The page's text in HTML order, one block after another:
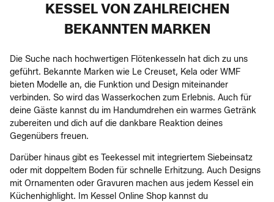
KESSEL VON ZAHLREICHEN
BEKANNTEN MARKEN
Die Suche nach hochwertigen Flötenkesseln hat dich zu uns
geführt. Bekannte Marken wie Le Creuset, Kela oder WMF
bieten Modelle an, die Funktion und Design miteinander
verbinden. So wird das Wasserkochen zum Erlebnis. Auch für
deine Gäste kannst du im Handumdrehen ein warmes Getränk
zubereiten und dich auf die dankbare Reaktion deines
Gegenübers freuen.
Darüber hinaus gibt es Teekessel mit integriertem Siebeinsatz
oder mit doppeltem Boden für schnelle Erhitzung. Auch Designs
mit Ornamenten oder Gravuren machen aus jedem Kessel ein
Küchenhighlight. Im Kessel Online Shop kannst du